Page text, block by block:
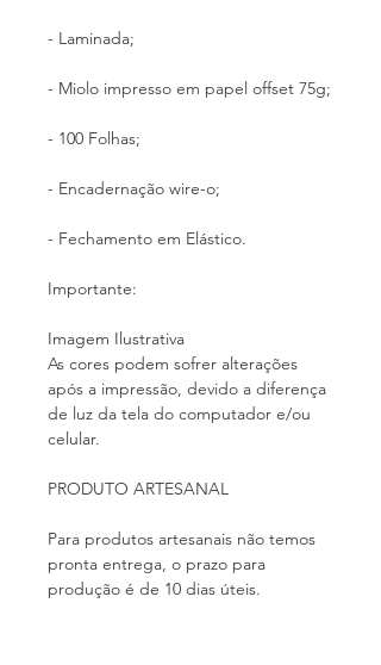
- Laminada;
- Miolo impresso em papel offset 75g;
- 100 Folhas;
- Encadernação wire-o;
- Fechamento em Elástico.
Importante:
Imagem Ilustrativa
As cores podem sofrer alterações
após a impressão, devido a diferença
de luz da tela do computador e/ou
celular.
PRODUTO ARTESANAL
Para produtos artesanais não temos
pronta entrega, o prazo para
produção é de 10 dias úteis.